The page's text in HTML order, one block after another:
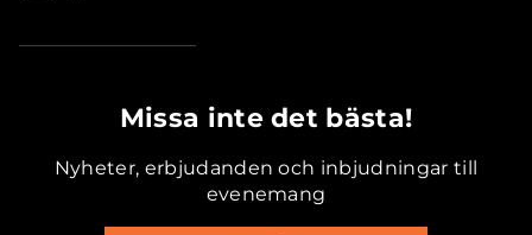
Missa inte det bästa!
Nyheter, erbjudanden och inbjudningar till
evenemang